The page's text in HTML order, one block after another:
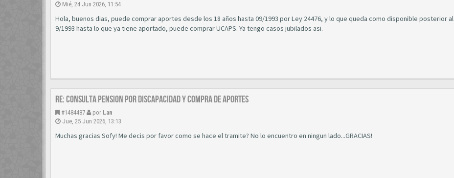
Mié, 24 Jun 2026, 11:54
Hola, buenos dias, puede comprar aportes desde los 18 años hasta 09/1993 por Ley 24476, y lo que queda como disponible posterior al
9/1993 hasta lo que ya tiene aportado, puede comprar UCAPS. Ya tengo casos jubilados asi.
Re: CONSULTA PENSION POR DISCAPACIDAD Y COMPRA DE APORTES
#1484487 por Lan
Jue, 25 Jun 2026, 13:13
Muchas gracias Sofy! Me decis por favor como se hace el tramite? No lo encuentro en ningun lado...GRACIAS!